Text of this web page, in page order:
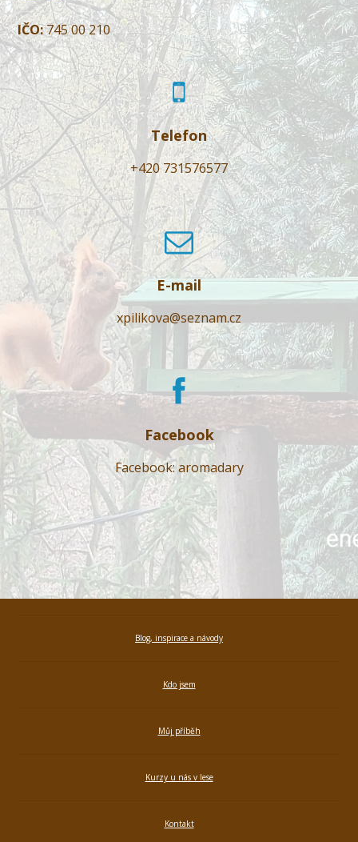
IČO:745 00 210
Telefon
+420 731576577
E-mail
xpilikova@seznam.cz
Facebook
Facebook: aromadary
Blog, inspirace a návody
Kdo jsem
Můj příběh
Kurzy u nás v lese
Kontakt